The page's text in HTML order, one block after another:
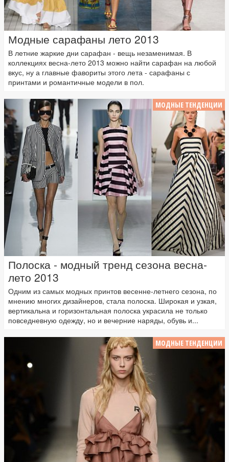
Модные сарафаны лето 2013
В летние жаркие дни сарафан - вещь незаменимая. В
коллекциях весна-лето 2013 можно найти сарафан на любой
вкус, ну а главные фавориты этого лета - сарафаны с
принтами и романтичные модели в пол.
МОДНЫЕ ТЕНДЕНЦИИ
Полоска - модный тренд сезона весна-
лето 2013
Одним из самых модных принтов весенне-летнего сезона, по
мнению многих дизайнеров, стала полоска. Широкая и узкая,
вертикальна и горизонтальная полоска украсила не только
повседневную одежду, но и вечерние наряды, обувь и...
МОДНЫЕ ТЕНДЕНЦИИ